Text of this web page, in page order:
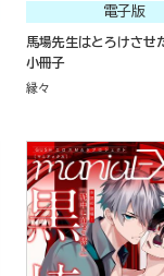
電子版
馬場先生はとろけさせ
小冊子
縁々